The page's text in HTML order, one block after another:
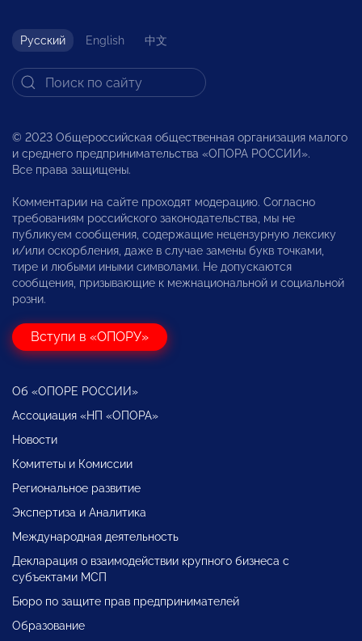
Русский English 中文
© 2023 Общероссийская общественная организация малого
и среднего предпринимательства «ОПОРА РОССИИ».
Все права защищены.
Комментарии на сайте проходят модерацию. Согласно
требованиям российского законодательства, мы не
публикуем сообщения, содержащие нецензурную лексику
и/или оскорбления, даже в случае замены букв точками,
тире и любыми иными символами. Не допускаются
сообщения, призывающие к межнациональной и социальной
розни.
Вступи в «ОПОРУ»
Об «ОПОРЕ РОССИИ»
Ассоциация «НП «ОПОРА»
Новости
Комитеты и Комиссии
Региональное развитие
Экспертиза и Аналитика
Международная деятельность
Декларация о взаимодействии крупного бизнеса с
субъектами МСП
Бюро по защите прав предпринимателей
Образование